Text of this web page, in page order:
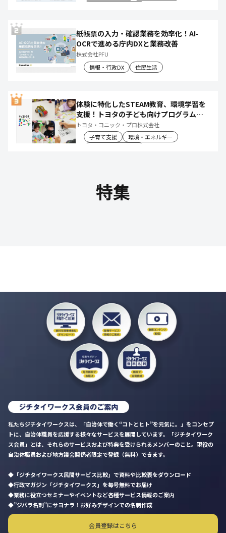
紙帳票の入力・確認業務を効率化！AI-
OCRで進める庁内DXと業務改善
株式会社PFU
情報・行政DX
住民生活
体験に特化したSTEAM教育、環境学習を
支援！トヨタの子ども向けプログラムで
社会や将来について楽しく学べる体験機
会を創出
トヨタ・コニック・プロ株式会社
子育て支援
環境・エネルギー
特集
私たちジチタイワークスは、「自治体で働く“コトとヒト”を元気に。」をコンセプ
トに、自治体職員を応援する様々なサービスを展開しています。「ジチタイワーク
ス会員」とは、それらのサービスおよび特典を受けられるメンバーのこと。現役の
自治体職員および地方議会関係者限定で登録（無料）できます。
「ジチタイワークス民間サービス比較」で資料や比較表をダウンロード
行政マガジン「ジチタイワークス」を毎号無料でお届け
業務に役立つセミナーやイベントなど各種サービス情報のご案内
”ジバラ名刺”にサヨナラ！お好みデザインでの名刺作成
会員登録はこちら